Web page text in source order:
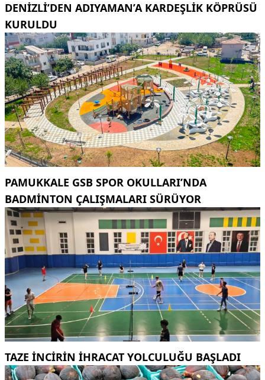
DENIZLI’DEN ADIYAMAN’A KARDEŞLIK KÖPRÜSÜ
KURULDU
PAMUKKALE GSB SPOR OKULLARI’NDA
BADMINTON ÇALIŞMALARI SÜRÜYOR
TAZE INCIRIN IHRACAT YOLCULUĞU BAŞLADI